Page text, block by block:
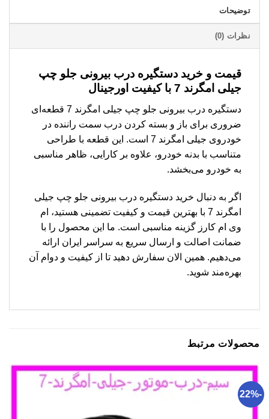
توضیحات
نظرات (0)
قیمت و خرید دستگیره درب بیرونی جلو چپ
جیلی امگرند 7 با کیفیت اورجینال
دستگیره درب بیرونی جلو چپ جیلی امگرند 7 قطعه‌ای
ضروری برای باز و بسته کردن درب سمت راننده در
خودروی جیلی امگرند 7 است. این قطعه با طراحی
متناسب با بدنه خودرو، علاوه بر کارایی، ظاهر مناسبی
به خودرو می‌بخشد.
اگر به دنبال خرید دستگیره درب بیرونی جلو چپ جیلی
امگرند 7 با بهترین قیمت و کیفیت تضمینی هستید، ام
وی ام کارز گزینه مناسبی است. ما این محصول را با
ضمانت اصالت و ارسال سریع به سراسر ایران ارائه
می‌دهیم. همین الان سفارش دهید تا از کیفیت و دوام آن
بهره‌مند شوید.
محصولات مرتبط
-22%